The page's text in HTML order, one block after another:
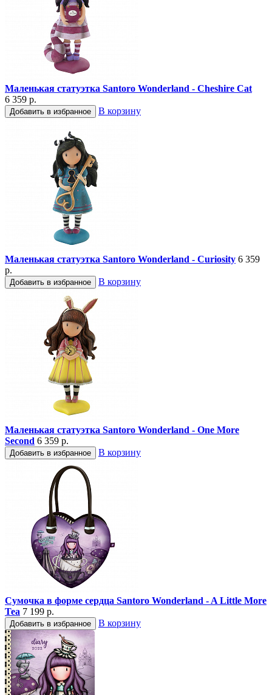
Маленькая статуэтка Santoro Wonderland - Cheshire Cat
6 359 р.
Добавить в избранное В корзину
Маленькая статуэтка Santoro Wonderland - Curiosity 6 359
р.
Добавить в избранное В корзину
Маленькая статуэтка Santoro Wonderland - One More
Second 6 359 р.
Добавить в избранное В корзину
Сумочка в форме сердца Santoro Wonderland - A Little More
Tea 7 199 р.
Добавить в избранное В корзину